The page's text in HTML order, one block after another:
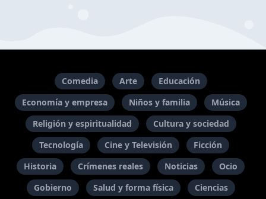
Comedia Arte
Educación
Economía y empresa
Niños y familia
Música
Religión y espiritualidad
Cultura y sociedad
Tecnología
Cine y Televisión
Ficción
Historia
Crímenes reales Noticias
Ocio
Gobierno
Salud y forma física Ciencias